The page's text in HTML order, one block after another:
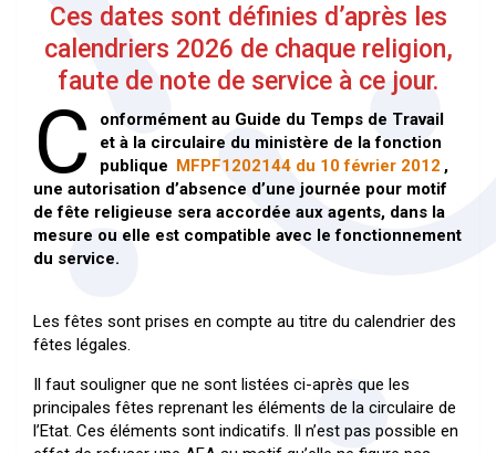
Ces dates sont définies d’après les
calendriers 2026 de chaque religion,
faute de note de service à ce jour.
C
onformément au Guide du Temps de Travail
et à la circulaire du ministère de la fonction
publique MFPF1202144 du 10 février 2012 ,
une autorisation d’absence d’une journée pour motif
de fête religieuse sera accordée aux agents, dans la
mesure ou elle est compatible avec le fonctionnement
du service.
Les fêtes sont prises en compte au titre du calendrier des
fêtes légales.
Il faut souligner que ne sont listées ci-après que les
principales fêtes reprenant les éléments de la circulaire de
l’Etat. Ces éléments sont indicatifs. Il n’est pas possible en